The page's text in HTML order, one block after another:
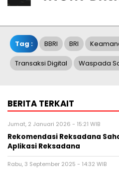
Tag : BBRI BRI
Transaksi Digital Waspada
BERITA TERKAIT
Jumat, 2 Januari 2026 - 15:21 WIB
Rekomendasi Reksadana
Aplikasi Reksadana
Rabu, 3 September 2025 - 14:32 WIB